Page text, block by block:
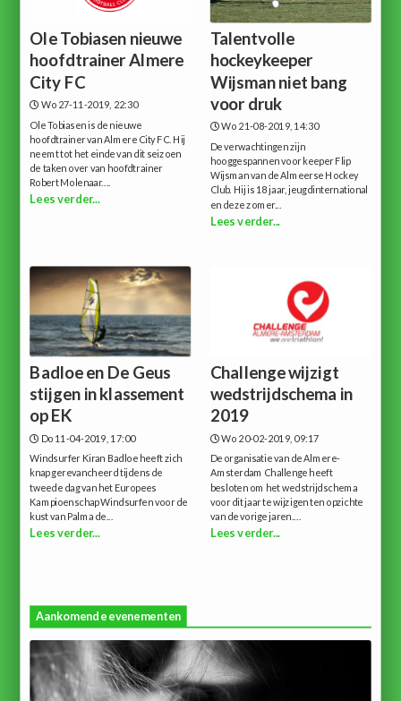
Ole Tobiasen nieuwe
hoofdtrainer Almere
City FC
Wo 27-11-2019, 22:30
Ole Tobiasen is de nieuwe
hoofdtrainer van Almere City FC. Hij
neemt tot het einde van dit seizoen
de taken over van hoofdtrainer
Robert Molenaar....
Lees verder...
Talentvolle
hockeykeeper
Wijsman niet bang
voor druk
Wo 21-08-2019, 14:30
De verwachtingen zijn
hooggespannen voor keeper Flip
Wijsman van de Almeerse Hockey
Club. Hij is 18 jaar, jeugdinternational
en deze zomer...
Lees verder...
Badloe en De Geus
stijgen in klassement
op EK
Do 11-04-2019, 17:00
Windsurfer Kiran Badloe heeft zich
knap gerevancheerd tijdens de
tweede dag van het Europees
Kampioenschap Windsurfen voor de
kust van Palma de...
Lees verder...
Challenge wijzigt
wedstrijdschema in
2019
Wo 20-02-2019, 09:17
De organisatie van de Almere-
Amsterdam Challenge heeft
besloten om het wedstrijdschema
voor dit jaar te wijzigen ten opzichte
van de vorige jaren....
Lees verder...
Aankomende evenementen